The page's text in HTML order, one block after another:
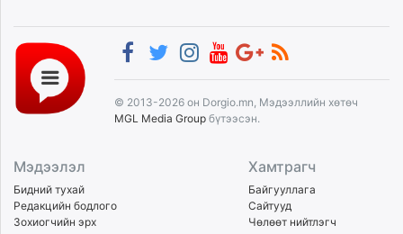
© 2013-2026 он Dorgio.mn, Мэдээллийн хөтөч
MGL Media Group бүтээсэн.
Мэдээлэл
Бидний тухай
Редакцийн бодлого
Зохиогчийн эрх
Хамтрагч
Байгууллага
Сайтууд
Чөлөөт нийтлэгч